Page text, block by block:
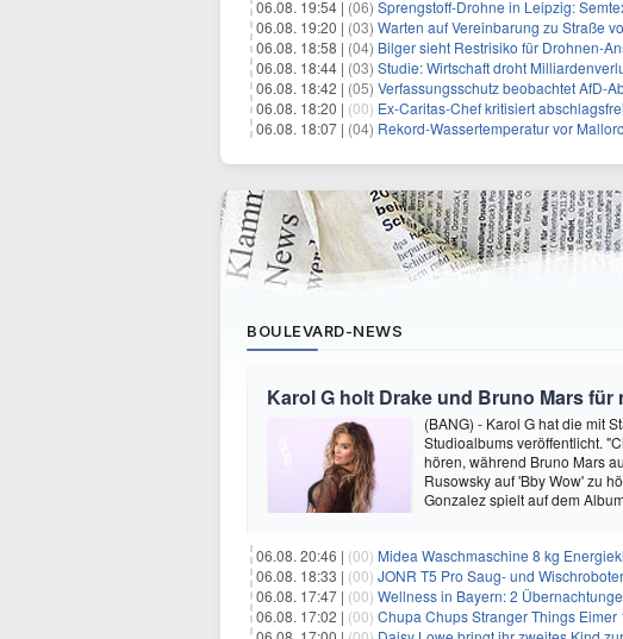
06.08. 19:54 | (06) Sprengstoff-Drohne in Leipzig:
06.08. 19:20 | (03) Warten auf Vereinbarung zu Straße
06.08. 18:58 | (04) Bilger sieht Restrisiko für Drohnen-
06.08. 18:44 | (03) Studie: Wirtschaft droht
06.08. 18:42 | (05) Verfassungsschutz beobachtet AfD-
06.08. 18:20 | (00) Ex-Caritas-Chef kritisiert
06.08. 18:07 | (04) Rekord-Wassertemperatur vor
BOULEVARD-NEWS
Karol G holt Drake und Bruno Mars
(BANG) - Karol G hat die mit
Studioalbums veröffentlicht.
hören, während Bruno Mars
Rusowsky auf 'Bby Wow' zu
Gonzalez spielt auf dem
06.08. 20:46 | (00) Midea Waschmaschine 8 kg
06.08. 18:33 | (00) JONR T5 Pro Saug- und
06.08. 17:47 | (00) Wellness in Bayern: 2 Übernachtungen im
06.08. 17:02 | (00) Chupa Chups Stranger Things